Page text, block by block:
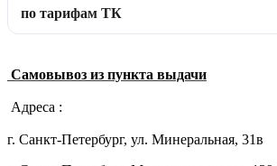
по тарифам ТК
Самовывоз из пункта выдачи
Адреса :
г. Санкт-Петербург, ул. Минеральная, 31в